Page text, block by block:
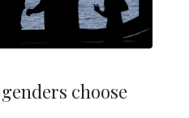
choose